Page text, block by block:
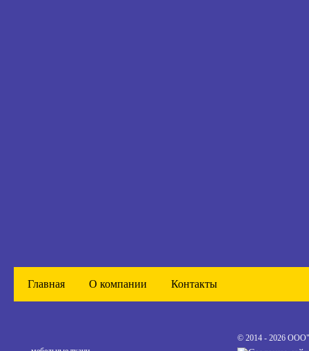
Главная О компании Контакты
© 2014 - 2026